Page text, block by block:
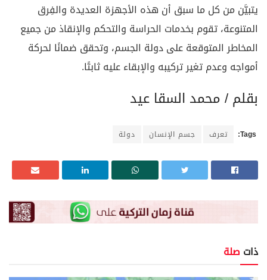
يتبيَّن من كل ما سبق أن هذه الأجهزة العديدة والفِرق
المتنوعة، تقوم بخدمات الحراسة والتحكم والإنقاذ من جميع
المخاطر المتوقعة على دولة الجسم، وتحقق ضمانًا لحركة
أمواجه وعدم تغير تركيبه والإبقاء عليه ثابتًا.
بقلم / محمد السقا عيد
Tags: تعرف جسم الإنسان دولة
ذات صلة